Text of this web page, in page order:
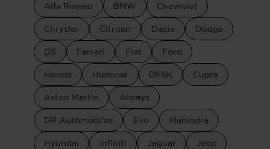
Alfa Romeo BMW Chevrolet
Chrysler Citroen Dacia Dodge
DS Ferrari Fiat Ford
Honda Hummer DFSK Cupra
Aston Martin Aiways
DR Automobiles Evo Mahindra
Hyundai Infiniti Jaguar Jeep